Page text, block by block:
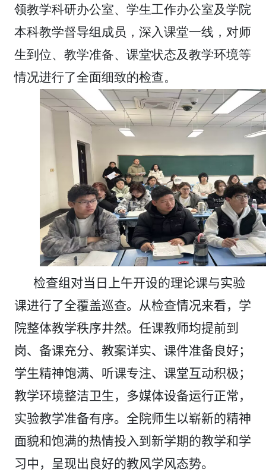
领教学科研办公室、学生工作办公室及学院
本科教学督导组成员，深入课堂一线，对师
生到位、教学准备、课堂状态及教学环境等
情况进行了全面细致的检查。
检查组对当日上午开设的理论课与实验
课进行了全覆盖巡查。从检查情况来看，学
院整体教学秩序井然。任课教师均提前到
岗、备课充分、教案详实、课件准备良好；
学生精神饱满、听课专注、课堂互动积极；
教学环境整洁卫生，多媒体设备运行正常，
实验教学准备有序。全院师生以崭新的精神
面貌和饱满的热情投入到新学期的教学和学
习中，呈现出良好的教风学风态势。